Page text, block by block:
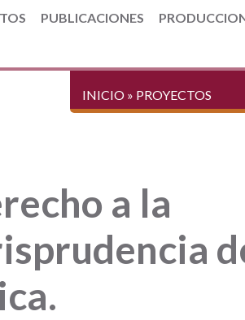
PUBLICACIONES
INICIO » PROYECTOS
a la